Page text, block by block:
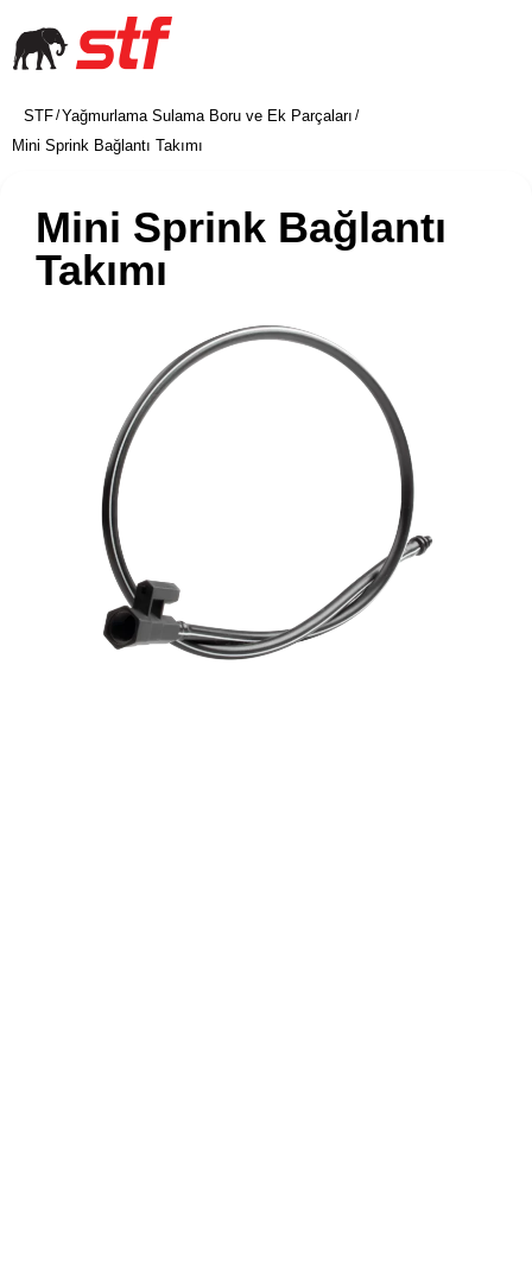
STF/Yağmurlama Sulama Boru ve Ek Parçaları /
Mini Sprink Bağlantı Takımı
Mini Sprink Bağlantı
Takımı